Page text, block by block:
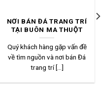
NƠI BÁN ĐÁ TRANG TRÍ
TẠI BUÔN MA THUỘT
Quý khách hàng gặp vấn đề
về tìm nguồn và nơi bán Đá
trang trí [...]